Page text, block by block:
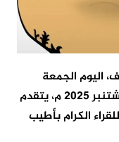
اليوم الجمعة
الجمعة 12 ربيع الأول 1447 هـ موافق 5 شتنبر 2025 م، يتقدم
الإلكترونية “البهجة24” للقراء الكرام بأطيب